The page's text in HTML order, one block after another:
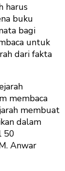
harus
buku
bagi
untuk
dari fakta
membaca
membuat
dalam
50
Anwar